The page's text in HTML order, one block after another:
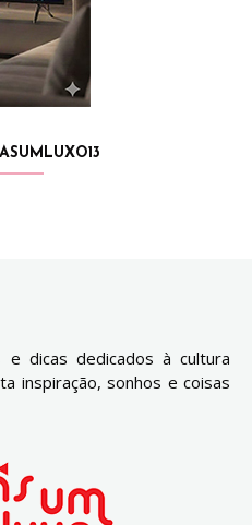
dicas dedicados à cultura
inspiração, sonhos e coisas